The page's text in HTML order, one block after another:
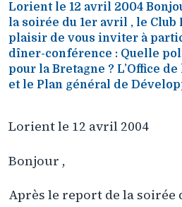
Lorient le 12 avril 2004
la soirée du 1er avril , le Club
plaisir de vous inviter à
dîner-conférence : Quelle
pour la Bretagne ? L’Office
et le Plan général de
Lorient le 12 avril 2004
Bonjour ,
Après le report de la soirée